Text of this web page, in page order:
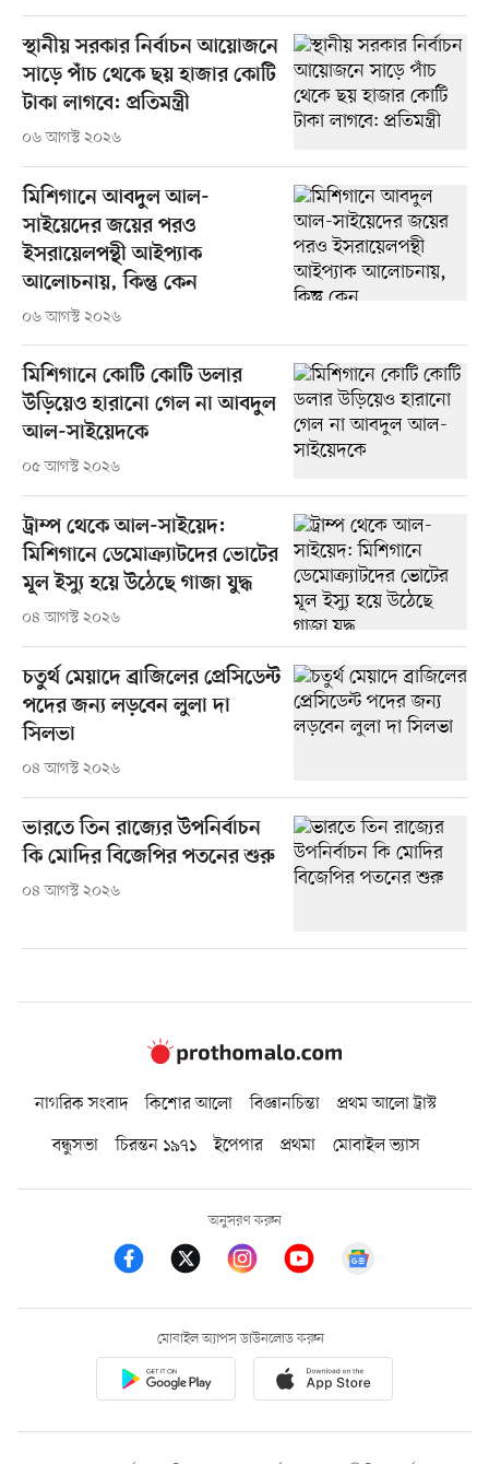
স্থানীয় সরকার নির্বাচন আয়োজনে
সাড়ে পাঁচ থেকে ছয় হাজার কোটি
টাকা লাগবে: প্রতিমন্ত্রী
০৬ আগস্ট ২০২৬
মিশিগানে আবদুল আল-
সাইয়েদের জয়ের পরও
ইসরায়েলপন্থী আইপ্যাক
আলোচনায়, কিন্তু কেন
০৬ আগস্ট ২০২৬
মিশিগানে কোটি কোটি ডলার
উড়িয়েও হারানো গেল না আবদুল
আল-সাইয়েদকে
০৫ আগস্ট ২০২৬
ট্রাম্প থেকে আল-সাইয়েদ:
মিশিগানে ডেমোক্র্যাটদের ভোটের
মূল ইস্যু হয়ে উঠেছে গাজা যুদ্ধ
০৪ আগস্ট ২০২৬
চতুর্থ মেয়াদে ব্রাজিলের প্রেসিডেন্ট
পদের জন্য লড়বেন লুলা দা
সিলভা
০৪ আগস্ট ২০২৬
ভারতে তিন রাজ্যের উপনির্বাচন
কি মোদির বিজেপির পতনের শুরু
০৪ আগস্ট ২০২৬
নাগরিক সংবাদ কিশোর আলো বিজ্ঞানচিন্তা
প্রথম আলো ট্রাস্ট
বন্ধুসভা
চিরন্তন ১৯৭১ ইপেপার প্রথমা মোবাইল ভ্যাস
অনুসরণ করুন
মোবাইল অ্যাপস ডাউনলোড করুন